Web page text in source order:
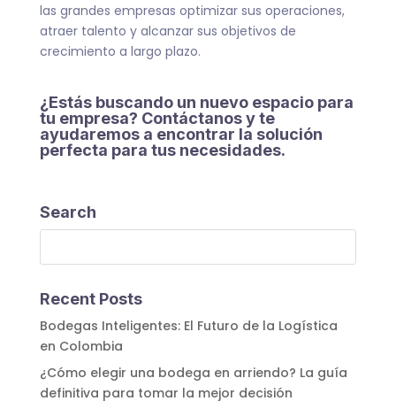
las grandes empresas optimizar sus operaciones,
atraer talento y alcanzar sus objetivos de
crecimiento a largo plazo.
¿Estás buscando un nuevo espacio para
tu empresa? Contáctanos y te
ayudaremos a encontrar la solución
perfecta para tus necesidades.
Search
Recent Posts
Bodegas Inteligentes: El Futuro de la Logística
en Colombia
¿Cómo elegir una bodega en arriendo? La guía
definitiva para tomar la mejor decisión